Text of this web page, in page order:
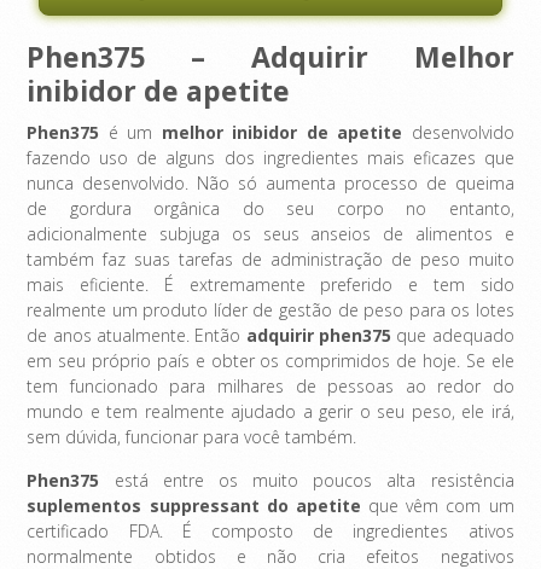
Phen375 – Adquirir Melhor
inibidor de apetite
Phen375 é um melhor inibidor de apetite desenvolvido
fazendo uso de alguns dos ingredientes mais eficazes que
nunca desenvolvido. Não só aumenta processo de queima
de gordura orgânica do seu corpo no entanto,
adicionalmente subjuga os seus anseios de alimentos e
também faz suas tarefas de administração de peso muito
mais eficiente. É extremamente preferido e tem sido
realmente um produto líder de gestão de peso para os lotes
de anos atualmente. Então adquirir phen375 que adequado
em seu próprio país e obter os comprimidos de hoje. Se ele
tem funcionado para milhares de pessoas ao redor do
mundo e tem realmente ajudado a gerir o seu peso, ele irá,
sem dúvida, funcionar para você também.
Phen375 está entre os muito poucos alta resistência
suplementos suppressant do apetite que vêm com um
certificado FDA. É composto de ingredientes ativos
normalmente obtidos e não cria efeitos negativos